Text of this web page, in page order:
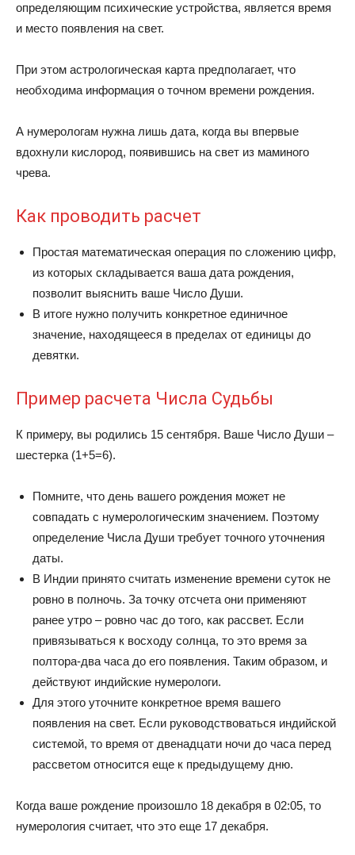
определяющим психические устройства, является время
и место появления на свет.
При этом астрологическая карта предполагает, что
необходима информация о точном времени рождения.
А нумерологам нужна лишь дата, когда вы впервые
вдохнули кислород, появившись на свет из маминого
чрева.
Как проводить расчет
Простая математическая операция по сложению цифр,
из которых складывается ваша дата рождения,
позволит выяснить ваше Число Души.
В итоге нужно получить конкретное единичное
значение, находящееся в пределах от единицы до
девятки.
Пример расчета Числа Судьбы
К примеру, вы родились 15 сентября. Ваше Число Души –
шестерка (1+5=6).
Помните, что день вашего рождения может не
совпадать с нумерологическим значением. Поэтому
определение Числа Души требует точного уточнения
даты.
В Индии принято считать изменение времени суток не
ровно в полночь. За точку отсчета они применяют
ранее утро – ровно час до того, как рассвет. Если
привязываться к восходу солнца, то это время за
полтора-два часа до его появления. Таким образом, и
действуют индийские нумерологи.
Для этого уточните конкретное время вашего
появления на свет. Если руководствоваться индийской
системой, то время от двенадцати ночи до часа перед
рассветом относится еще к предыдущему дню.
Когда ваше рождение произошло 18 декабря в 02:05, то
нумерология считает, что это еще 17 декабря.